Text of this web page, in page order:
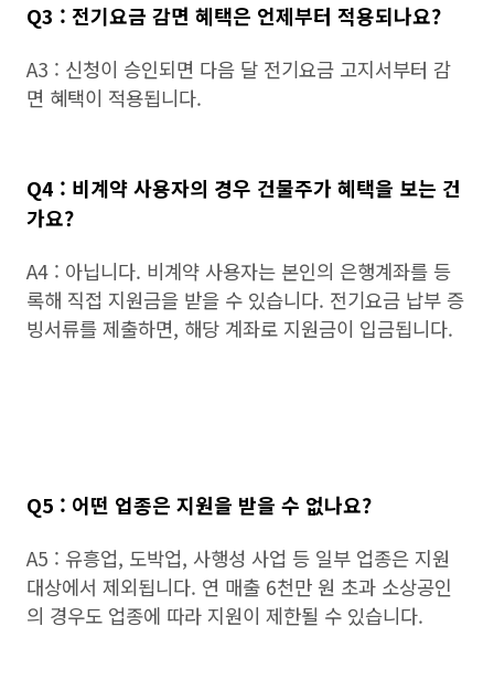
Q3 : 전기요금 감면 혜택은 언제부터 적용되나요?
A3 : 신청이 승인되면 다음 달 전기요금 고지서부터 감
면 혜택이 적용됩니다.
Q4 : 비계약 사용자의 경우 건물주가 혜택을 보는 건
가요?
A4 : 아닙니다. 비계약 사용자는 본인의 은행계좌를 등
록해 직접 지원금을 받을 수 있습니다. 전기요금 납부 증
빙서류를 제출하면, 해당 계좌로 지원금이 입금됩니다.
Q5 : 어떤 업종은 지원을 받을 수 없나요?
A5 : 유흥업, 도박업, 사행성 사업 등 일부 업종은 지원
대상에서 제외됩니다. 연 매출 6천만 원 초과 소상공인
의 경우도 업종에 따라 지원이 제한될 수 있습니다.